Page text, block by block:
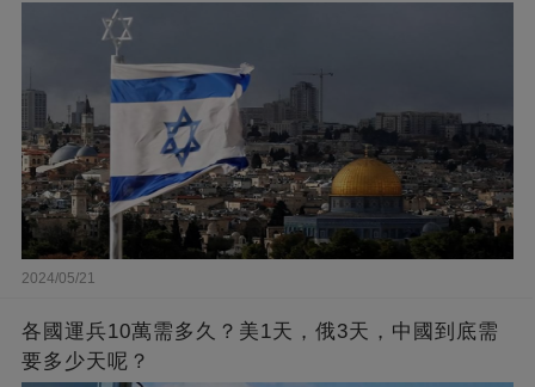
2024/05/21
各國運兵10萬需多久？美1天，俄3天，中國到底需
要多少天呢？